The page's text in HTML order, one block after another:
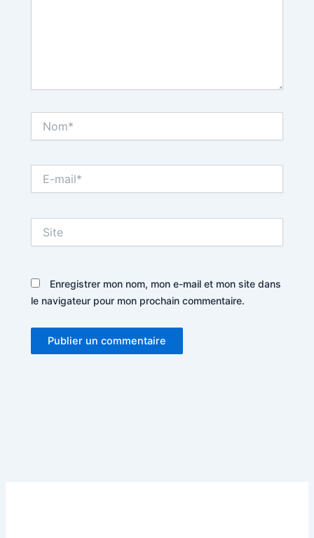
mail*
Enregistrer mon nom, mon e-mail et mon site dans
le navigateur pour mon prochain commentaire.